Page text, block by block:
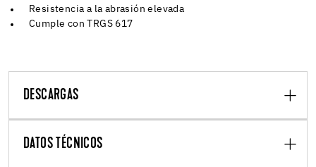
Resistencia a la abrasión elevada
Cumple con TRGS 617
DESCARGAS
DATOS TÉCNICOS